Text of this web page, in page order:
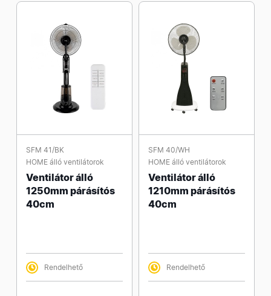
SFM 41/BK
HOME álló ventilátorok
Ventilátor álló
1250mm párásítós
40cm
Rendelhető
SFM 40/WH
HOME álló ventilátorok
Ventilátor álló
1210mm párásítós
40cm
Rendelhető